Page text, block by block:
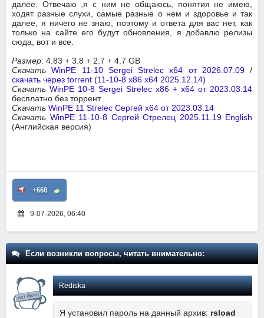
далее. Отвечаю ,я с ним не общаюсь, понятия не имею,
ходят разные слухи, самые разные о нем и здоровье и так
далее, я ничего не знаю, поэтому и ответа для вас нет, как
только на сайте его будут обновления, я добавлю релизы
сюда, вот и все.
Размер: 4.83 + 3.8 + 2.7 + 4.7 GB
СкачатьWinPE 11-10 Sergei Strelec x64 от 2026.07.09/
скачать через torrent (11-10-8 x86 x64 2025.12.14)
Скачать WinPE 10-8 Sergei Strelec x86 + x64 от 2023.03.14
бесплатно без торрент
Скачать WinPE 11 Strelec Сергей x64 от 2023.03.14
Скачать WinPE 11-10-8 Сергей Стрелец 2025.11.19 English
(Английская версия)
+660
9-07-2026, 06:40
Если возникли вопросы, читать внимательно:
Rediska
Я установил пароль на данный архив: rsload